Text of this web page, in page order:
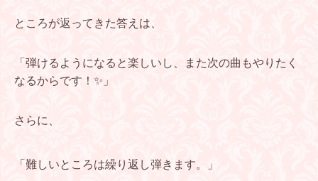
ところが返ってきた答えは、
「弾けるようになると楽しいし、また次の曲もやりたく
なるからです！✨」
さらに、
「難しいところは繰り返し弾きます。」